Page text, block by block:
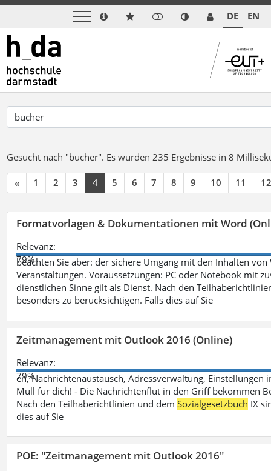
DE EN
Gesucht nach "bücher". Es wurden 235 Ergebnisse in 8
« 1 2 3 4 5 6 7 8 9 10 11 12
Formatvorlagen & Dokumentationen mit Word
Relevanz:
79%
beachten Sie aber: der sichere Umgang mit den Inhalten
Veranstaltungen. Voraussetzungen: PC oder Notebook mit
dienstlichen Sinne gilt als Dienst. Nach den
besonders zu berücksichtigen. Falls dies auf Sie
Zeitmanagement mit Outlook 2016 (Online)
Relevanz:
79%
en, Nachrichtenaustausch, Adressverwaltung,
Müll für dich! - Die Nachrichtenflut in den Griff bekommen
Nach den Teilhaberichtlinien und demSozialgesetzbuch IX
dies auf Sie
POE: "Zeitmanagement mit Outlook 2016"